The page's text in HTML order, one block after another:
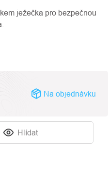
ježečka pro bezpečnou
Hlídat
Na objednávku